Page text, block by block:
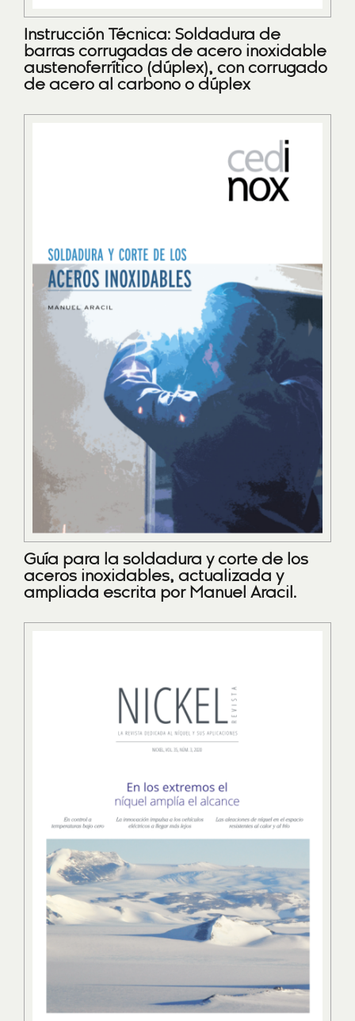
Instrucción Técnica: Soldadura de
barras corrugadas de acero inoxidable
austenoferrítico (dúplex), con corrugado
de acero al carbono o dúplex
Guía para la soldadura y corte de los
aceros inoxidables, actualizada y
ampliada escrita por Manuel Aracil.